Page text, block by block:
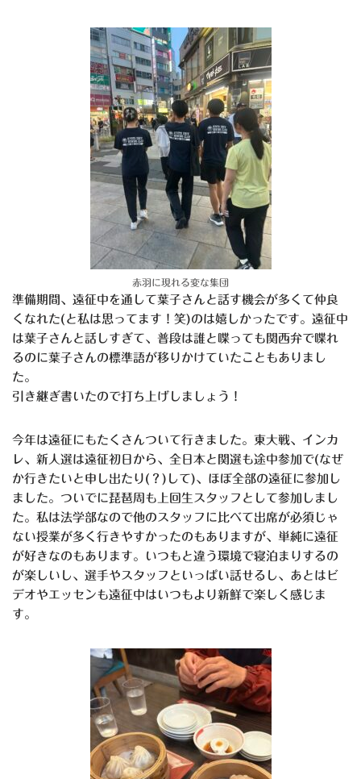
赤羽に現れる変な集団
準備期間、遠征中を通して葉子さんと話す機会が多くて仲良
くなれた(と私は思ってます！笑)のは嬉しかったです。遠征中
は葉子さんと話しすぎて、普段は誰と喋っても関西弁で喋れ
るのに葉子さんの標準語が移りかけていたこともありまし
た。
引き継ぎ書いたので打ち上げしましょう！
今年は遠征にもたくさんついて行きました。東大戦、インカ
レ、新人選は遠征初日から、全日本と関選も途中参加で(なぜ
か行きたいと申し出たり(？)して)、ほぼ全部の遠征に参加し
ました。ついでに琵琶周も上回生スタッフとして参加しまし
た。私は法学部なので他のスタッフに比べて出席が必須じゃ
ない授業が多く行きやすかったのもありますが、単純に遠征
が好きなのもあります。いつもと違う環境で寝泊まりするの
が楽しいし、選手やスタッフといっぱい話せるし、あとはビ
デオやエッセンも遠征中はいつもより新鮮で楽しく感じま
す。